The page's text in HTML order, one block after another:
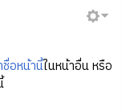
อหน้านี้ในหน้าอื่น หรือ